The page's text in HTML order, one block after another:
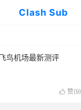
Clash Sub
鸟机场最新测评
 赞(9)